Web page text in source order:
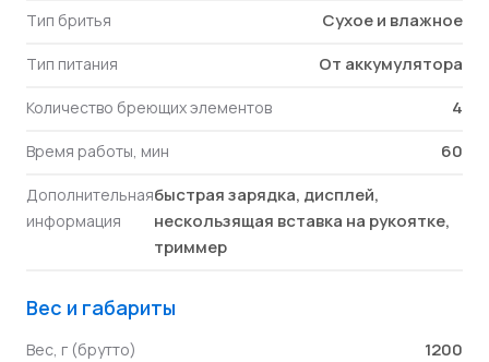
Тип бритья Сухое и влажное
Тип питания От аккумулятора
Количество бреющих элементов 4
Время работы, мин 60
Дополнительная
информация
быстрая зарядка, дисплей,
нескользящая вставка на рукоятке,
триммер
Вес и габариты
Вес, г (брутто) 1200